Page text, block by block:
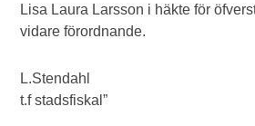
Lisa Laura Larsson i häkte för
vidare förordnande.
L.Stendahl
t.f stadsfiskal”